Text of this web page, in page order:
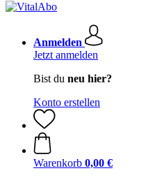
Anmelden
Jetzt anmelden
Bist du neu hier?
Konto erstellen
Warenkorb 0,00 €